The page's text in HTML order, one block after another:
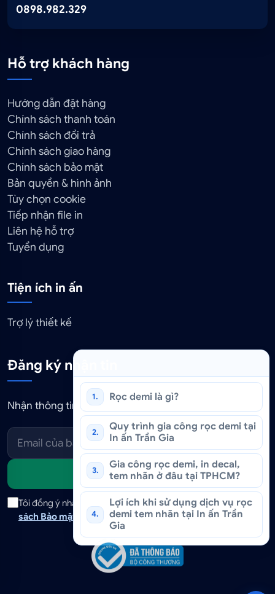
1. Rọc demi là gì?
2.
Quy trình gia công rọc demi tại
In ấn Trần Gia
3.
Gia công rọc demi, in decal,
tem nhãn ở đâu tại TPHCM?
4.
Lợi ích khi sử dụng dịch vụ rọc
demi tem nhãn tại In ấn Trần
Gia
0898.982.329
Hỗ trợ khách hàng
Hướng dẫn đặt hàng
Chính sách thanh toán
Chính sách đổi trả
Chính sách giao hàng
Chính sách bảo mật
Bản quyền & hình ảnh
Tùy chọn cookie
Tiếp nhận file in
Liên hệ hỗ trợ
Tuyển dụng
Tiện ích in ấn
Trợ lý thiết kế
Đăng ký nhận tin
Nhận thông tin khuyến mãi và báo giá in ấn mới nhất.
Gửi
Tôi đồng ý nhận tin tức và ưu đãi qua email. Tôi đã đọc Chính
sách Bảo mật
và có thể hủy đăng ký bất cứ lúc nào.